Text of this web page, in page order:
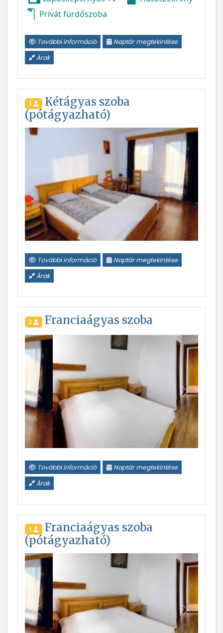
Privát fürdőszoba
További információ
Naptár megtekintése
Árak
3
Kétágyas szoba
(pótágyazható)
További információ
Naptár megtekintése
Árak
2 Franciaágyas szoba
Vissza
További információ
Naptár megtekintése
Árak
3
Franciaágyas szoba
(pótágyazható)
Vissza